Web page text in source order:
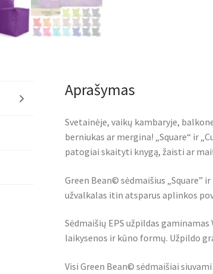
Aprašymas
Svetainėje, vaikų kambaryje,
berniukas ar mergina! „Square“ ir
patogiai skaityti knygą, žaisti ar
Green Bean© sėdmaišius „Square”
užvalkalas itin atsparus aplinkos
Sėdmaišių EPS užpildas
laikysenos ir kūno formų. Užpildo
Visi Green Bean© sėdmaišiai